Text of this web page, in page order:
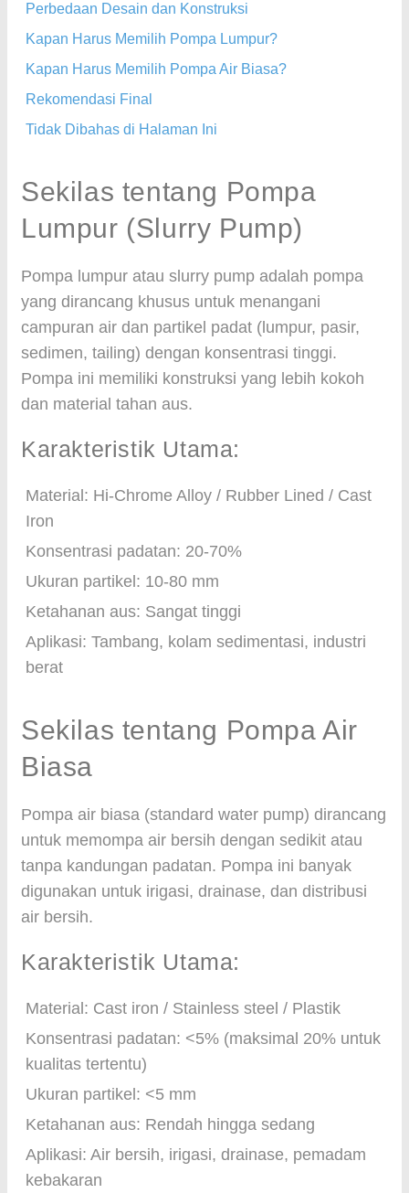
Perbedaan Desain dan Konstruksi
Kapan Harus Memilih Pompa Lumpur?
Kapan Harus Memilih Pompa Air Biasa?
Rekomendasi Final
Tidak Dibahas di Halaman Ini
Sekilas tentang Pompa
Lumpur (Slurry Pump)
Pompa lumpur atau slurry pump adalah pompa
yang dirancang khusus untuk menangani
campuran air dan partikel padat (lumpur, pasir,
sedimen, tailing) dengan konsentrasi tinggi.
Pompa ini memiliki konstruksi yang lebih kokoh
dan material tahan aus.
Karakteristik Utama:
Material: Hi-Chrome Alloy / Rubber Lined / Cast
Iron
Konsentrasi padatan: 20-70%
Ukuran partikel: 10-80 mm
Ketahanan aus: Sangat tinggi
Aplikasi: Tambang, kolam sedimentasi, industri
berat
Sekilas tentang Pompa Air
Biasa
Pompa air biasa (standard water pump) dirancang
untuk memompa air bersih dengan sedikit atau
tanpa kandungan padatan. Pompa ini banyak
digunakan untuk irigasi, drainase, dan distribusi
air bersih.
Karakteristik Utama:
Material: Cast iron / Stainless steel / Plastik
Konsentrasi padatan: <5% (maksimal 20% untuk
kualitas tertentu)
Ukuran partikel: <5 mm
Ketahanan aus: Rendah hingga sedang
Aplikasi: Air bersih, irigasi, drainase, pemadam
kebakaran